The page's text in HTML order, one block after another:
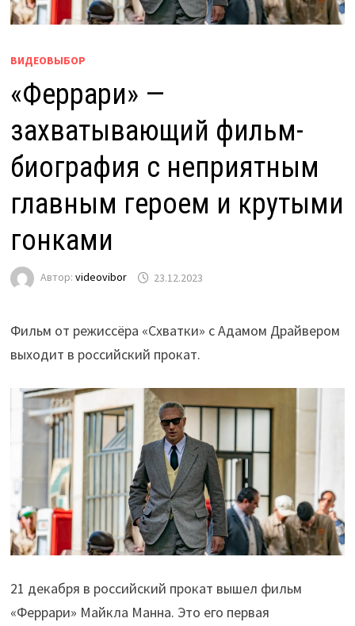
ВИДЕОВЫБОР
«Феррари» —
захватывающий фильм-
биография с неприятным
главным героем и крутыми
гонками
Автор: videovibor 23.12.2023
Фильм от режиссёра «Схватки» с Адамом Драйвером
выходит в российский прокат.
21 декабря в российский прокат вышел фильм
«Феррари» Майкла Манна. Это его первая